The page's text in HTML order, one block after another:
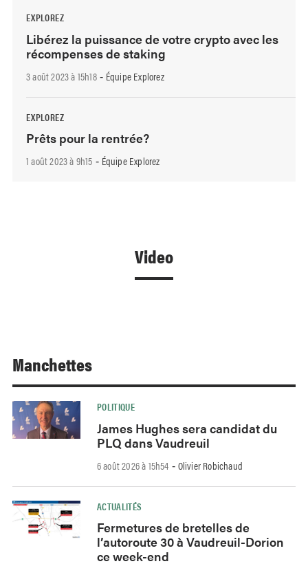
EXPLOREZ
Libérez la puissance de votre crypto avec les
récompenses de staking
3 août 2023 à 15h18- Équipe Explorez
EXPLOREZ
Prêts pour la rentrée?
1 août 2023 à 9h15 - Équipe Explorez
Video
Manchettes
POLITIQUE
James Hughes sera candidat du
PLQ dans Vaudreuil
6 août 2026 à 15h54 - Olivier Robichaud
ACTUALITÉS
Fermetures de bretelles de
l’autoroute 30 à Vaudreuil-Dorion
ce week-end